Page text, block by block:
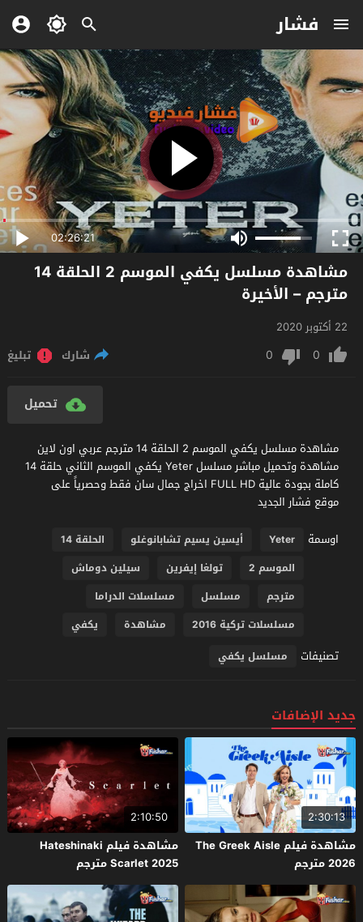
فشار
02:26:21
مشاهدة مسلسل يكفي الموسم 2 الحلقة 14
مترجم – الأخيرة
22 أكتوبر 2020
0
0 شارك تبليغ
تحميل
مشاهدة مسلسل يكفي الموسم 2 الحلقة 14 مترجم عربي اون لاين
مشاهدة وتحميل مباشر مسلسل Yeter يكفي الموسم الثاني حلقة 14
كاملة بجودة عالية FULL HD اخراج جمال سان فقط وحصرياً على
موقع فشار الجديد
اوسمة
Yeter أيسين يسيم تشابانوغلو
الحلقة 14
الموسم 2
تولغا إيفرين
سيلين دوماش
مترجم
مسلسل
مسلسلات الدراما
مسلسلات تركية 2016
مشاهدة يكفي
تصنيفات مسلسل يكفي
جديد الإضافات
2:30:13
مشاهدة فيلم The Greek Aisle
2026 مترجم
2:10:50
مشاهدة فيلم Hateshinaki
Scarlet 2025 مترجم